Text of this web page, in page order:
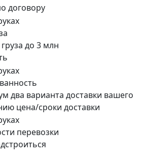
договору
до 3 млн
два варианта доставки вашего
цена/сроки доставки
перевозки